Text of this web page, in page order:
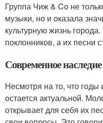
Группа Чиж & Co не
музыки, но и оказала
культурную жизнь
поклонников, а их песни
Современное наследие
Несмотря на то, что
остается актуальной.
открывает для себя их